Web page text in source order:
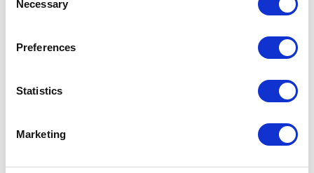
Selection
Necessary
Preferences
Statistics
Marketing
Rozporządzeniem o Ochronie Danych
06